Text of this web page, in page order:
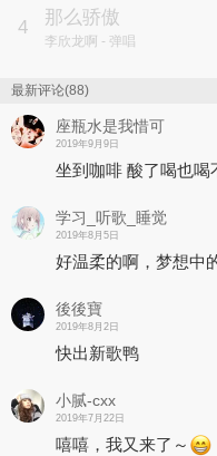
4 那么骄傲
李欣龙啊 - 弹唱
最新评论(88)
座瓶水是我惜可
2019年9月9日
坐到咖啡 酸了喝也喝
学习_听歌_睡觉
2019年8月5日
好温柔的啊，梦想中
後後寶
2019年8月2日
快出新歌鸭
小腻-cxx
2019年7月22日
嘻嘻，我又来了～